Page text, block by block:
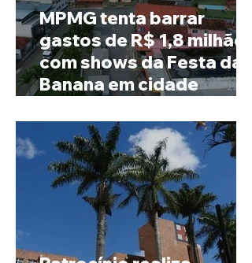
MPMG tenta barrar
gastos de R$ 1,8 milhão
com shows da Festa da
Banana em cidade
4 mil habitantes